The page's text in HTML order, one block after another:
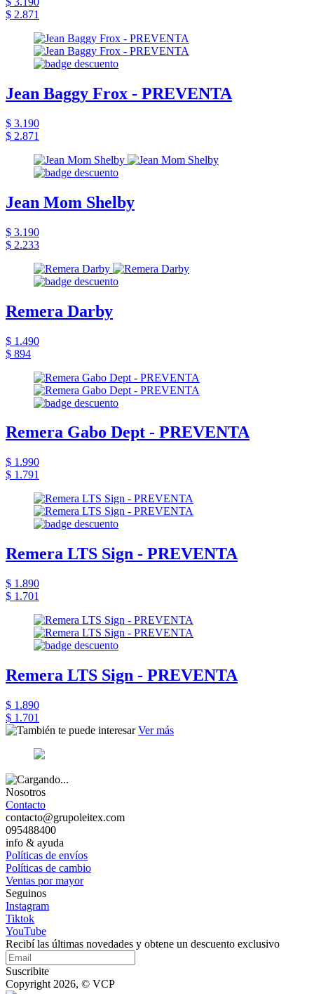
$ 2.871
Jean Baggy Frox - PREVENTA
$ 3.190
$ 2.871
Jean Mom Shelby
$ 3.190
$ 2.233
Remera Darby
$ 1.490
$ 894
Remera Gabo Dept - PREVENTA
$ 1.990
$ 1.791
Remera LTS Sign - PREVENTA
$ 1.890
$ 1.701
Remera LTS Sign - PREVENTA
$ 1.890
$ 1.701
Ver más
Nosotros
Contacto
contacto@grupoleitex.com
095488400
info & ayuda
Políticas de envíos
Políticas de cambio
Ventas por mayor
Seguinos
Instagram
Tiktok
YouTube
Recibí las últimas novedades y obtene un descuento exclusivo
Suscribite
Copyright 2026, © VCP